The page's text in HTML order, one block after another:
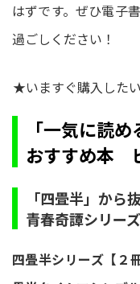
はずです。ぜひ電子
過ごしください！
★いますぐ購入した
「一気に読
おすすめ本
「四畳半」か
青春奇譚シリー
四畳半シリーズ【２